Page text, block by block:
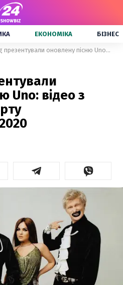
ЕКОНОМІКА БІЗНЕС
Little Big презентували оновлену пісню Uno: відео з онлайн-концерту Євробачення-2020
Uno: відео з